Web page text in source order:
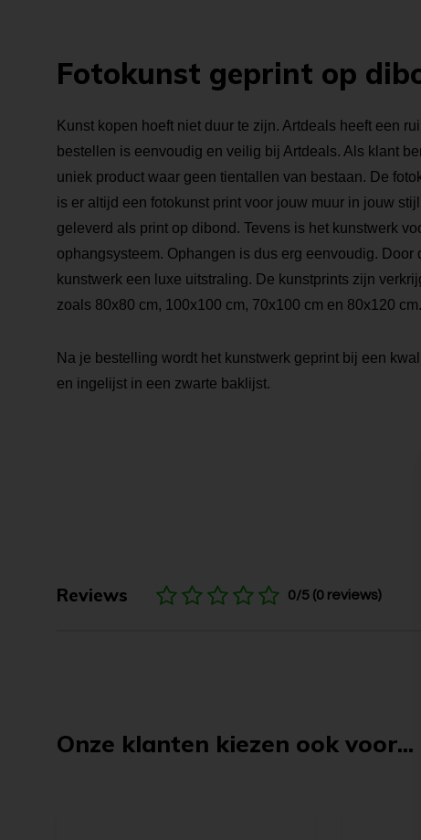
Fotokunst geprint op
Kunst kopen hoeft niet duur te zijn. Artdeals heeft een
bestellen is eenvoudig en veilig bij Artdeals. Als klant
uniek product waar geen tientallen van bestaan. De
is er altijd een fotokunst print voor jouw muur in jouw
geleverd als print op dibond. Tevens is het kunstwerk
ophangsysteem. Ophangen is dus erg eenvoudig. Door
kunstwerk een luxe uitstraling. De kunstprints zijn
zoals 80x80 cm, 100x100 cm, 70x100 cm en 80x120 cm.
Na je bestelling wordt het kunstwerk geprint bij een
en ingelijst in een zwarte baklijst.
Reviews 0/5 (0 reviews)
Onze klanten kiezen ook voor...